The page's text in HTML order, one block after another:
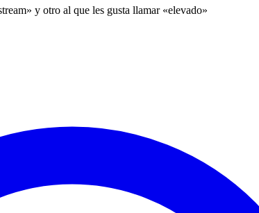
y otro al que les gusta llamar «elevado»